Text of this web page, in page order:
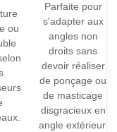
ou
Parfaite pour
s'adapter aux
angles non
droits sans
devoir réaliser
de ponçage ou
de masticage
disgracieux en
angle extérieur.